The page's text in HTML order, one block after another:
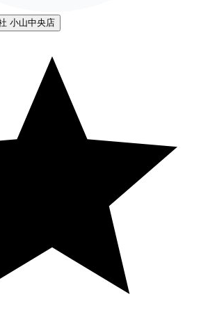
小山中央店